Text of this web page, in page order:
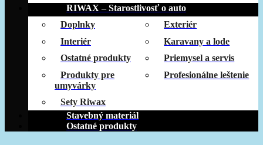
RIWAX – Starostlivosť o auto
Doplnky
Exteriér
Interiér
Karavany a lode
Ostatné produkty
Priemysel a servis
Produkty pre
umyvárky
Profesionálne leštenie
Sety Riwax
Stavebný materiál
Ostatné produkty